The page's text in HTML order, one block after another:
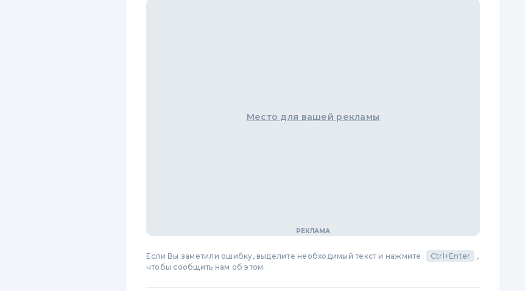
Место для вашей рекламы
Если Вы заметили ошибку, выделите необходимый текст и нажмите Ctrl+Enter
,
чтобы сообщить нам об этом.